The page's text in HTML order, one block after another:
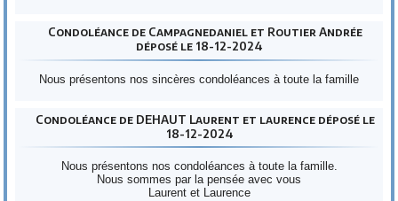
Condoléance de Campagnedaniel et Routier Andrée
déposé le 18-12-2024
Nous présentons nos sincères condoléances à toute la famille
Condoléance de DEHAUT Laurent et laurence déposé le
18-12-2024
Nous présentons nos condoléances à toute la famille.
Nous sommes par la pensée avec vous
Laurent et Laurence